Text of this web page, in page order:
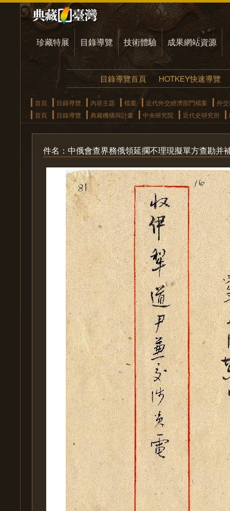
珍藏特展 目錄導覽 技術體驗 成果網站資源
目錄導覽首頁 HOTKEY快速導覽
首頁 目錄導覽 內容主題 檔案 近代外交經濟部門檔案
外
首頁
目錄導覽 典藏機構與計畫 中央研究院 近代史研究所
件名：中俄會查界務俄領延擱不理現擬單方查勘并